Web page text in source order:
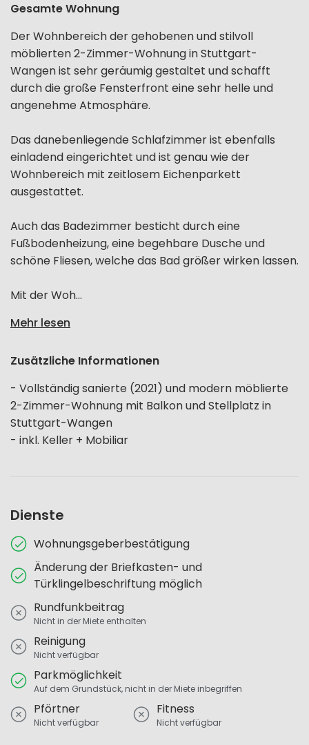
Gesamte Wohnung
Der Wohnbereich der gehobenen und stilvoll
möblierten 2-Zimmer-Wohnung in Stuttgart-
Wangen ist sehr geräumig gestaltet und schafft
durch die große Fensterfront eine sehr helle und
angenehme Atmosphäre.
Das danebenliegende Schlafzimmer ist ebenfalls
einladend eingerichtet und ist genau wie der
Wohnbereich mit zeitlosem Eichenparkett
ausgestattet.
Auch das Badezimmer besticht durch eine
Fußbodenheizung, eine begehbare Dusche und
schöne Fliesen, welche das Bad größer wirken lassen.
Mit der Woh...
Mehr lesen
Zusätzliche Informationen
- Vollständig sanierte (2021) und modern möblierte
2-Zimmer-Wohnung mit Balkon und Stellplatz in
Stuttgart-Wangen
- inkl. Keller + Mobiliar
Dienste
Wohnungsgeberbestätigung
Änderung der Briefkasten- und
Türklingelbeschriftung möglich
Rundfunkbeitrag
Nicht in der Miete enthalten
Reinigung
Nicht verfügbar
Parkmöglichkeit
Auf dem Grundstück, nicht in der Miete inbegriffen
Pförtner
Nicht verfügbar
Fitness
Nicht verfügbar